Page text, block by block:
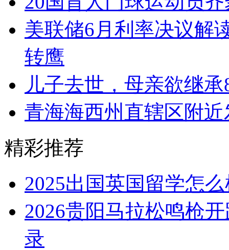
美联储6月利率决议解
转鹰
儿子去世，母亲欲继
青海海西州直辖区附
精彩推荐
2025出国英国留学怎
2026贵阳马拉松鸣枪
录